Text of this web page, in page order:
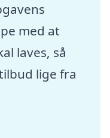
med at
laves, så
lige fra